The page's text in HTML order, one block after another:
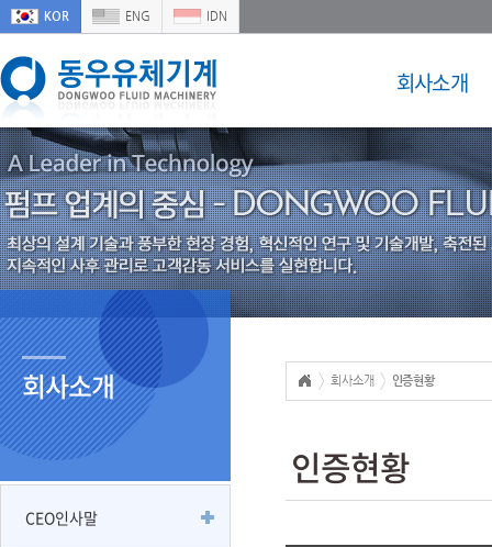
KOR ENG IDN
회사소개
회사소개
CEO인사말
회사소개 인증현황
인증현황